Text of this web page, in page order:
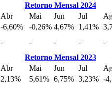
Retorno Mensal 2024
Abr Mai Jun Jul
-6,60% -0,26% 4,67% 1,41%
- - - -
-
Retorno Mensal 2023
Abr Mai Jun Jul
2,13% 5,61% 6,75% 3,23% -